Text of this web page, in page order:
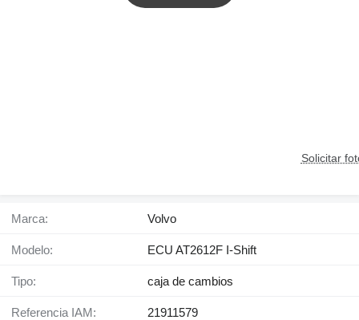
Solicitar
Marca: Volvo
Modelo: ECU AT2612F I-Shift
Tipo: caja de cambios
Referencia IAM: 21911579